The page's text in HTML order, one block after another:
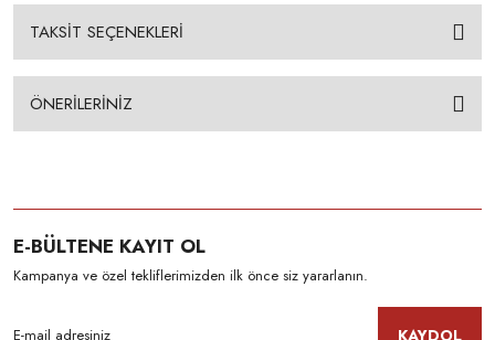
TAKSİT SEÇENEKLERİ
ÖNERİLERİNİZ
E-BÜLTENE KAYIT OL
Kampanya ve özel tekliflerimizden ilk önce siz yararlanın.
KAYDOL